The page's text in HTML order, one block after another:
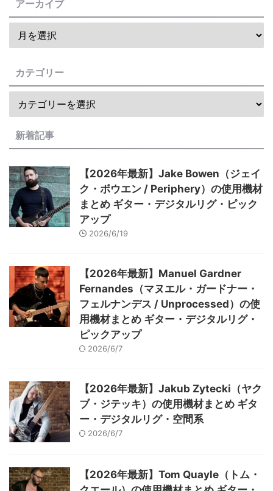
アーカイブ
カテゴリー
新着記事
【2026年最新】Jake Bowen（ジェイ
ク・ボウエン / Periphery）の使用機材
まとめ ギター・デジタルリグ・ピック
アップ
2026/6/19
【2026年最新】Manuel Gardner
Fernandes（マヌエル・ガードナー・
フェルナンデス / Unprocessed）の使
用機材まとめ ギター・デジタルリグ・
ピックアップ
2026/6/7
【2026年最新】Jakub Zytecki（ヤク
ブ・ジテッキ）の使用機材まとめ ギタ
ー・デジタルリグ・空間系
2026/6/7
【2026年最新】Tom Quayle（トム・